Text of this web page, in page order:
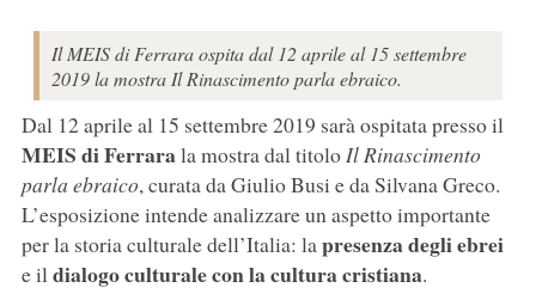
Il MEIS di Ferrara ospita dal 12 aprile al 15 settembre
2019 la mostra Il Rinascimento parla ebraico.
Dal 12 aprile al 15 settembre 2019 sarà ospitata presso il
MEIS di Ferrarala mostra dal titoloIl Rinascimento
parla ebraico, curata da Giulio Busi e da Silvana Greco.
L’esposizione intende analizzare un aspetto importante
per la storia culturale dell’Italia: lapresenza degli ebrei
e ildialogo culturale con la cultura cristiana.